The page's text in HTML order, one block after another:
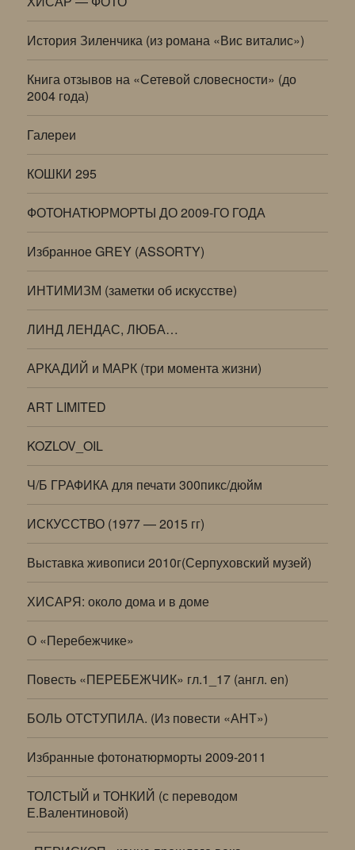
История Зиленчика (из романа «Вис виталис»)
Книга отзывов на «Сетевой словесности» (до
2004 года)
Галереи
КОШКИ 295
ФОТОНАТЮРМОРТЫ ДО 2009-ГО ГОДА
Избранное GREY (ASSORTY)
ИНТИМИЗМ (заметки об искусстве)
ЛИНД ЛЕНДАС, ЛЮБА…
АРКАДИЙ и МАРК (три момента жизни)
ART LIMITED
KOZLOV_OIL
Ч/Б ГРАФИКА для печати 300пикс/дюйм
ИСКУССТВО (1977 — 2015 гг)
Выставка живописи 2010г(Серпуховский музей)
ХИСАРЯ: около дома и в доме
О «Перебежчике»
Повесть «ПЕРЕБЕЖЧИК» гл.1_17 (англ. en)
БОЛЬ ОТСТУПИЛА. (Из повести «АНТ»)
Избранные фотонатюрморты 2009-2011
ТОЛСТЫЙ и ТОНКИЙ (с переводом
Е.Валентиновой)